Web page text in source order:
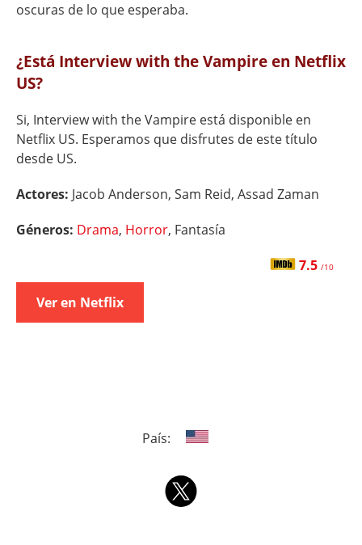
oscuras de lo que esperaba.
¿Está Interview with the Vampire en Netflix
US?
Si, Interview with the Vampire está disponible en
Netflix US. Esperamos que disfrutes de este título
desde US.
Actores: Jacob Anderson, Sam Reid, Assad Zaman
Géneros: Drama, Horror, Fantasía
7.5 /10
Ver en Netflix
País: